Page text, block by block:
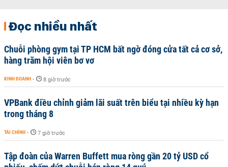
Đọc nhiều nhất
Chuỗi phòng gym tại TP HCM bất ngờ đóng cửa tất cả cơ sở,
hàng trăm hội viên bơ vơ
KINH DOANH - 8 giờ trước
VPBank điều chỉnh giảm lãi suất trên biểu tại nhiều kỳ hạn
trong tháng 8
TÀI CHÍNH - 7 giờ trước
Tập đoàn của Warren Buffett mua ròng gần 20 tỷ USD cổ